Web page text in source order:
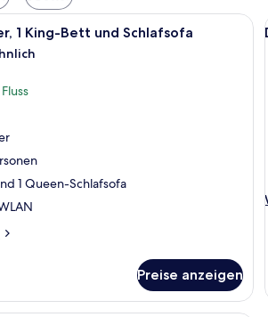
Ein modernes Schlafzimmer mit
1 King-Bett und Schlafsofa
1 Queen-Schlafsofa
Preise anzeigen